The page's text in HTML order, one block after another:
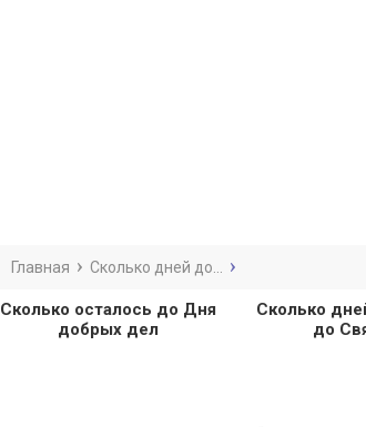
Главная Сколько дней до...
Сколько осталось до Дня
добрых дел
Сколько
до